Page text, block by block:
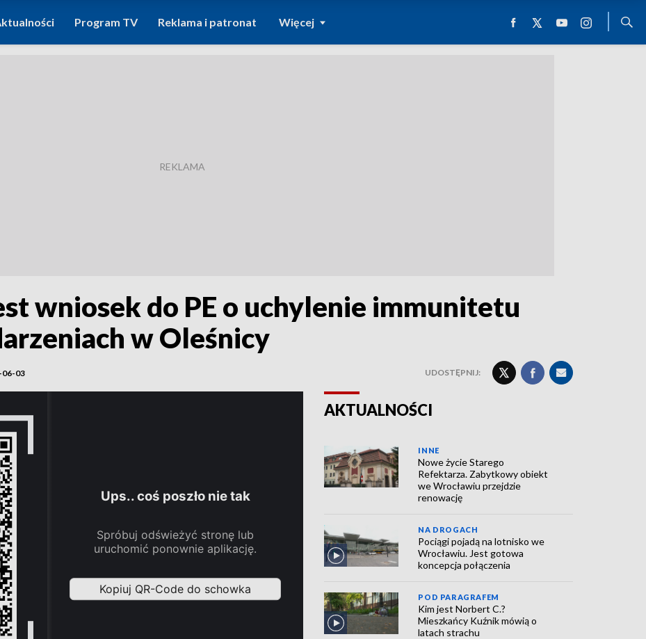
Program TV Reklama i patronat Więcej
wniosek do PE o uchylenie immunitetu
w Oleśnicy
06-03 UDOSTĘPNIJ:
AKTUALNOŚCI
INNE
Nowe życie Starego
Refektarza. Zabytkowy obiekt
we Wrocławiu przejdzie
renowację
NA DROGACH
Pociągi pojadą na lotnisko we
Wrocławiu. Jest gotowa
koncepcja połączenia
POD PARAGRAFEM
Kim jest Norbert C.?
Mieszkańcy Kuźnik mówią o
latach strachu